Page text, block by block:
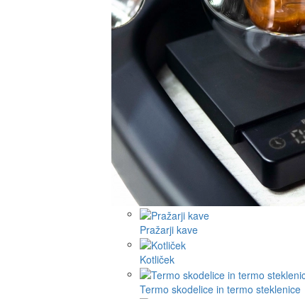
Pražarji kave
Kotliček
Termo skodelice in termo steklenice